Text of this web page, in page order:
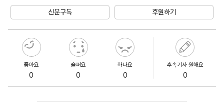
신문구독 후원하기
좋아요
0
슬퍼요
0
화나요
0
후속기사 원해요
0